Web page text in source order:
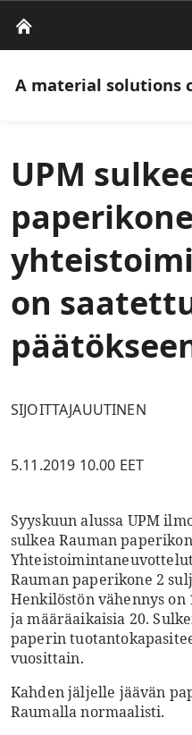
A material solutions
UPM
on
SIJOITTAJAUUTINEN
5.11.2019 10.00 EET
Syyskuun alussa UPM
sulkea Rauman
Rauman paperikone 2
Henkilöstön vähennys on
ja määräaikaisia 20.
paperin
vuosittain.
Kahden jäljelle jäävän
Raumalla normaalisti.